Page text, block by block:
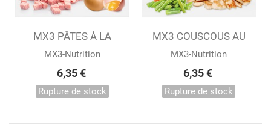
MX3 PÂTES À LA
CARBONARA...
MX3-Nutrition
6,35 €
Rupture de stock
MX3 COUSCOUS AU
POULET...
MX3-Nutrition
6,35 €
Rupture de stock